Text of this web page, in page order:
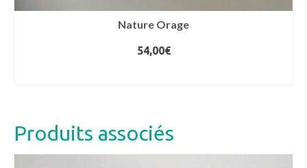
Nature Orage
54,00€
Produits associés